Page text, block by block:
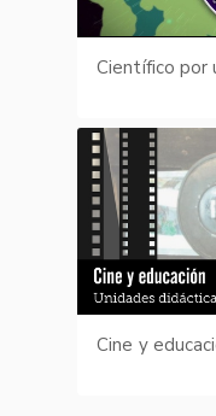
Científico por
Cine y